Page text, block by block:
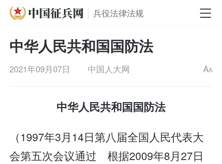
兵役法律法规
中华人民共和国国防法
2021年09月07日 中国人大网 AA
中华人民共和国国防法
（1997年3月14日第八届全国人民代表大
会第五次会议通过 根据2009年8月27日